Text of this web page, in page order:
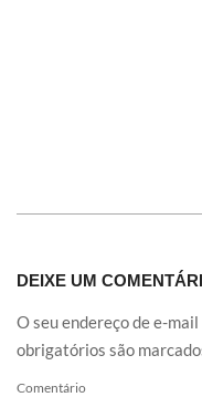
DEIXE UM
O seu endereço de e-
obrigatórios são
Comentário